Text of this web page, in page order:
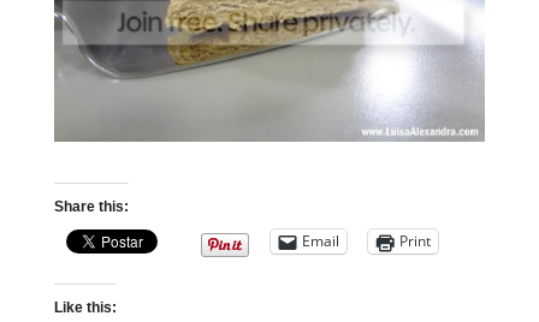
Share this:
Email Print
Like this: